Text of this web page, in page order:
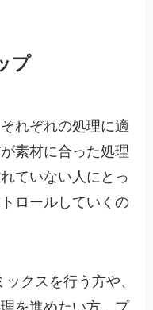
プ
れぞれの処理に適
素材に合った処理
ていない人にとっ
ロールしていくの
クスを行う方や、
を進めたい方、プ